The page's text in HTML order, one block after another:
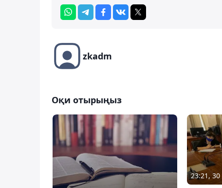
zkadm
Оқи отырыңыз
23:21,